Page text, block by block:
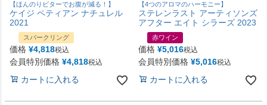
【ほんのりビターでお腹が減る！】
ケイジ ペティアン ナチュレル
2021
スパークリング
価格 ¥4,818税込
会員特別価格 ¥4,818税込
カートに入れる
【4つのアロマのハーモニー】
ステレンラスト アーティソンズ
アフター エイト シラーズ 2023
赤ワイン
価格 ¥5,016税込
会員特別価格 ¥5,016税込
カートに入れる